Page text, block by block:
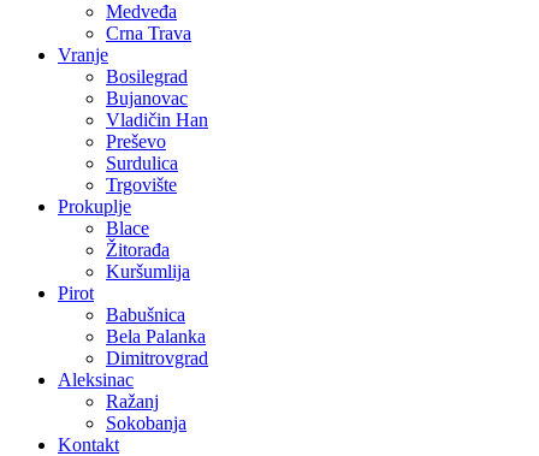
Medveđa
Crna Trava
Vranje
Bosilegrad
Bujanovac
Vladičin Han
Preševo
Surdulica
Trgovište
Prokuplje
Blace
Žitorađa
Kuršumlija
Pirot
Babušnica
Bela Palanka
Dimitrovgrad
Aleksinac
Ražanj
Sokobanja
Kontakt